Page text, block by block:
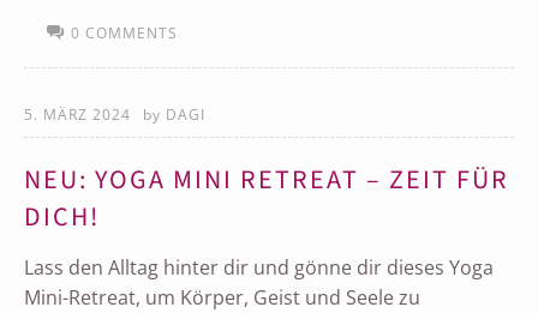
0 COMMENTS
5. MÄRZ 2024 by DAGI
NEU: YOGA MINI RETREAT – ZEIT FÜR
DICH!
Lass den Alltag hinter dir und gönne dir dieses Yoga
Mini-Retreat, um Körper, Geist und Seele zu